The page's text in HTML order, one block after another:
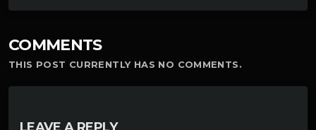
COMMENTS
THIS POST CURRENTLY HAS NO COMMENTS.